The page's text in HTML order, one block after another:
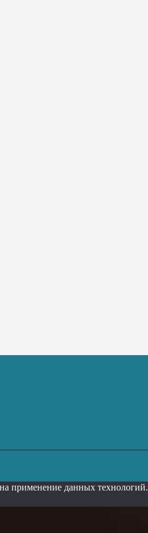
применение данных технологий.